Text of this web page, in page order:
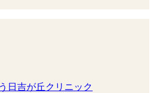
日吉が丘クリニック